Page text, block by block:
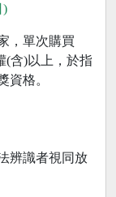
)
，單次購買
(含)以上，於指
資格。
辨識者視同放